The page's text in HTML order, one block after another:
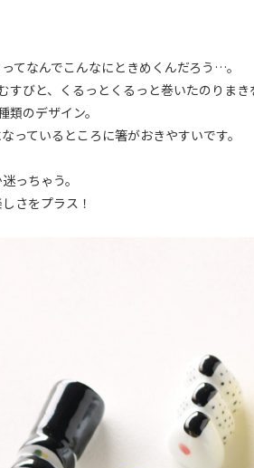
てなんでこんなにときめくんだろう…。
すびと、くるっとくるっと巻いたのりま
類のデザイン。
っているところに箸がおきやすいです。
っちゃう。
さをプラス！